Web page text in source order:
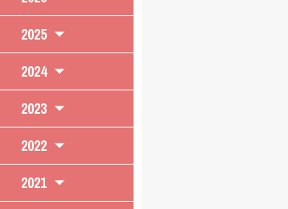
2025
2024
2023
2022
2021